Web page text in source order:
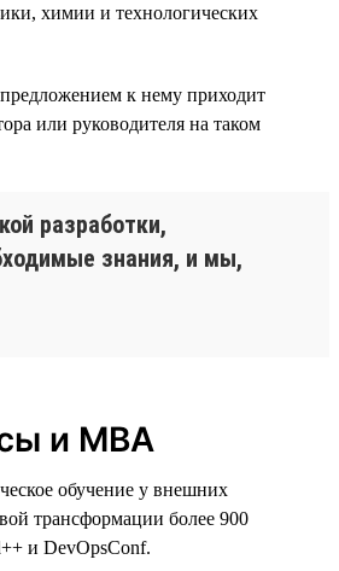
химии и технологических
к нему приходит
или руководителя на таком
разработки,
знания, и мы,
и MBA
обучение у внешних
трансформации более 900
и DevOpsConf.